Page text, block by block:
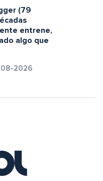
(79
entrene,
algo que
2026